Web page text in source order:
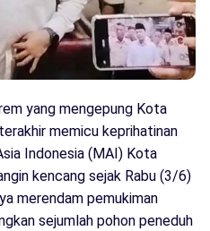
yang mengepung Kota
memicu keprihatinan
Indonesia (MAI) Kota
kencang sejak Rabu (3/6)
merendam pemukiman
sejumlah pohon peneduh